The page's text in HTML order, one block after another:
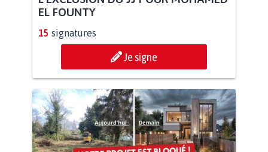
EL FOUNTY
15 signatures
Je signe